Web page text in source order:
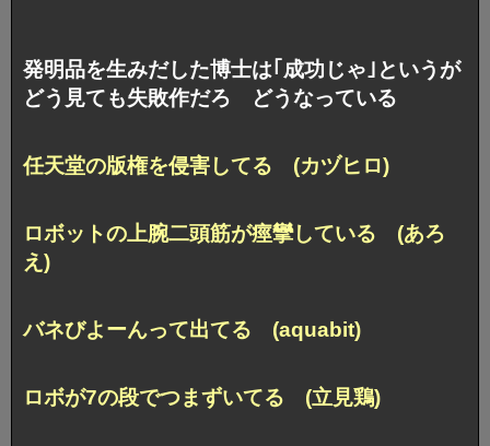
発明品を生みだした博士は｢成功じゃ｣というが
どう見ても失敗作だろ どうなっている
任天堂の版権を侵害してる (カヅヒロ)
ロボットの上腕二頭筋が痙攣している (あろ
え)
バネびよーんって出てる (aquabit)
ロボが7の段でつまずいてる (立見鶏)